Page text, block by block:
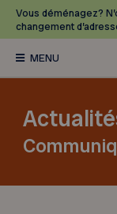
Vous déménagez?
changement